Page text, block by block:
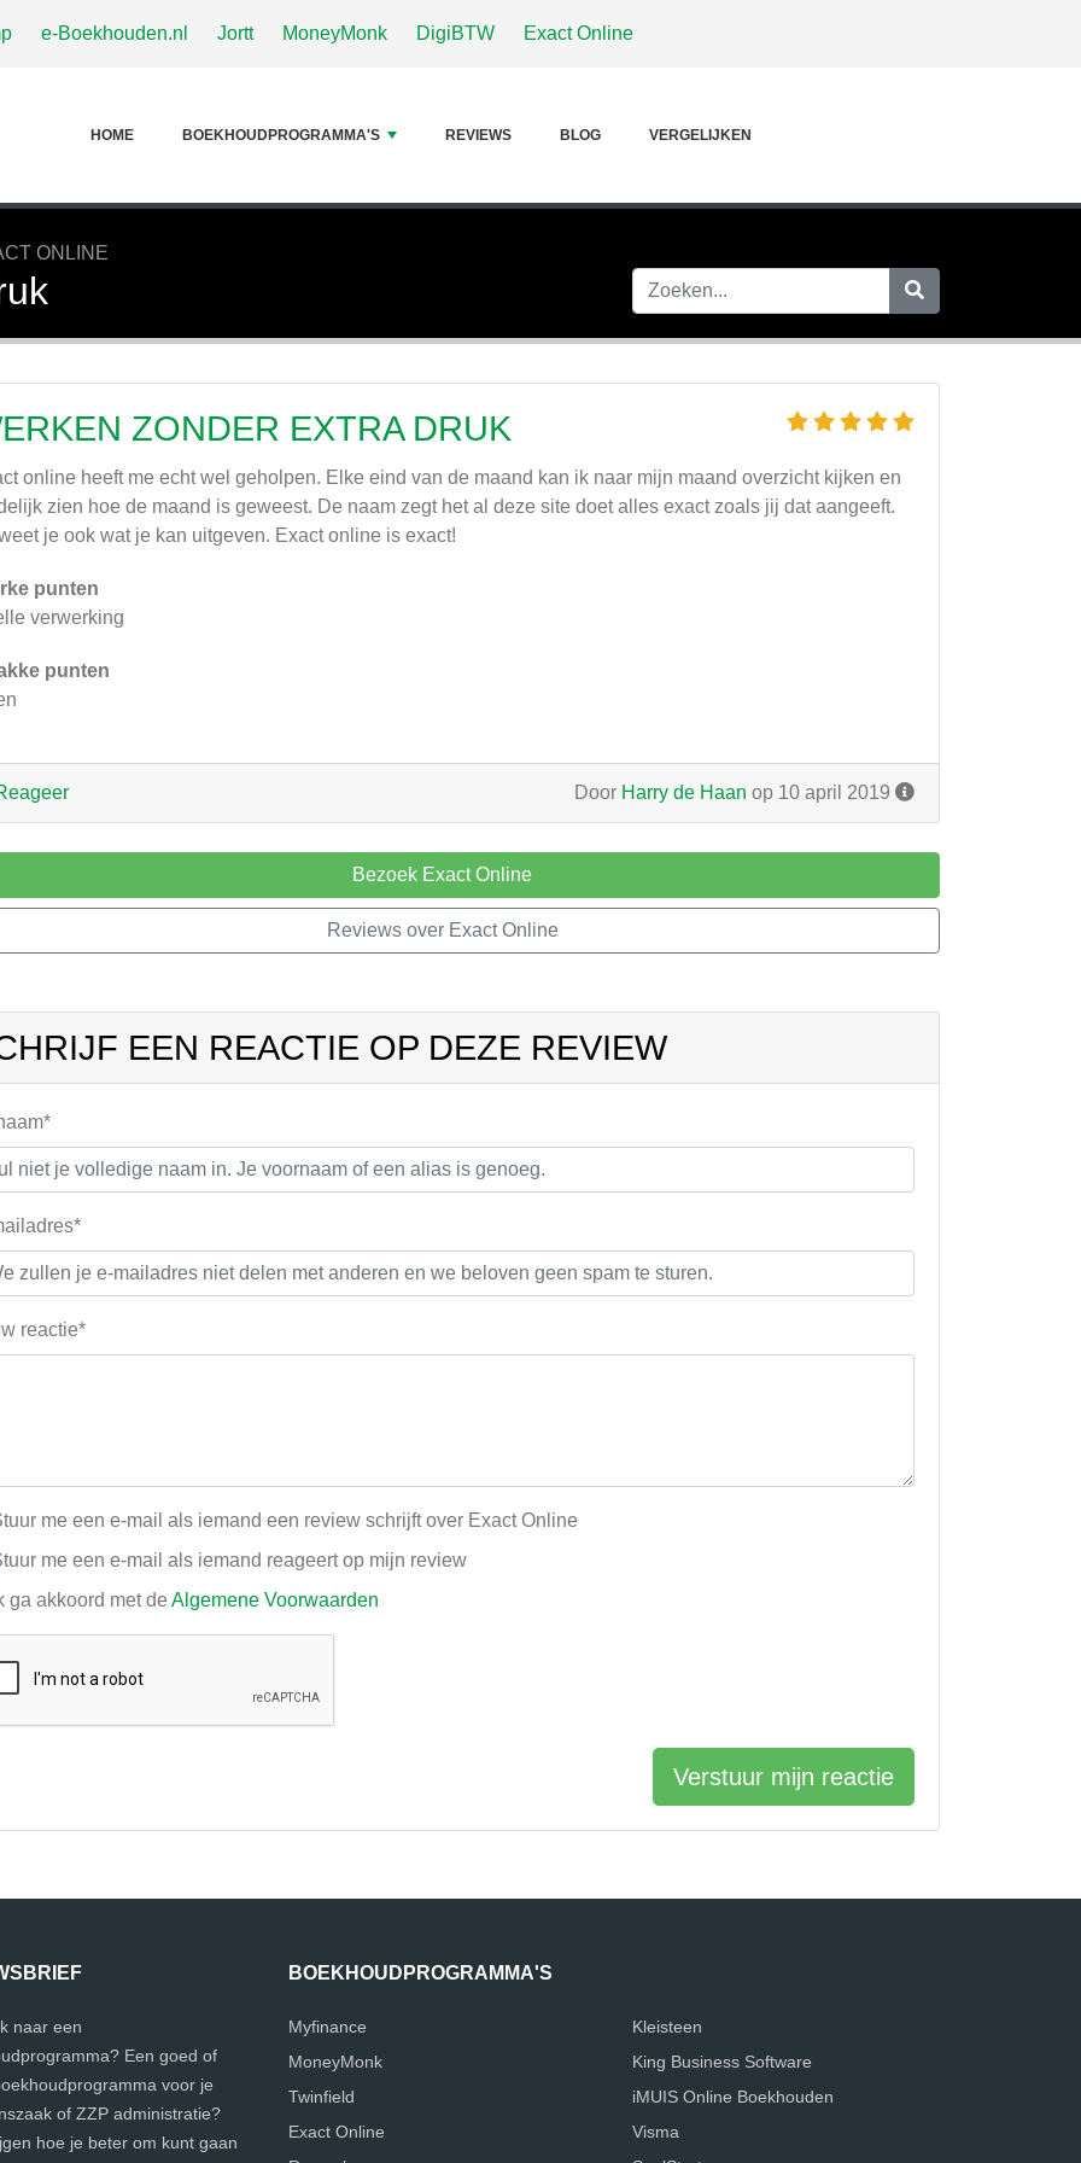
e-Boekhouden.nl Jortt MoneyMonk DigiBTW Exact Online
HOME BOEKHOUDPROGRAMMA'S REVIEWS BLOG VERGELIJKEN
ONLINE
ZONDER EXTRA DRUK
online heeft me echt wel geholpen. Elke eind van de maand kan ik naar mijn maand overzicht kijken en
zien hoe de maand is geweest. De naam zegt het al deze site doet alles exact zoals jij dat aangeeft.
je ook wat je kan uitgeven. Exact online is exact!
punten
verwerking
punten
Door Harry de Haan op 10 april 2019
Bezoek Exact Online
Reviews over Exact Online
EEN REACTIE OP DEZE REVIEW
reactie*
me een e-mail als iemand een review schrijft over Exact Online
me een e-mail als iemand reageert op mijn review
ga akkoord met de Algemene Voorwaarden
Verstuur mijn reactie
naar een
Een goed of
voor je
of ZZP administratie?
hoe je beter om kunt gaan
BOEKHOUDPROGRAMMA'S
Myfinance
MoneyMonk
Twinfield
Exact Online
Kleisteen
King Business Software
iMUIS Online Boekhouden
Visma